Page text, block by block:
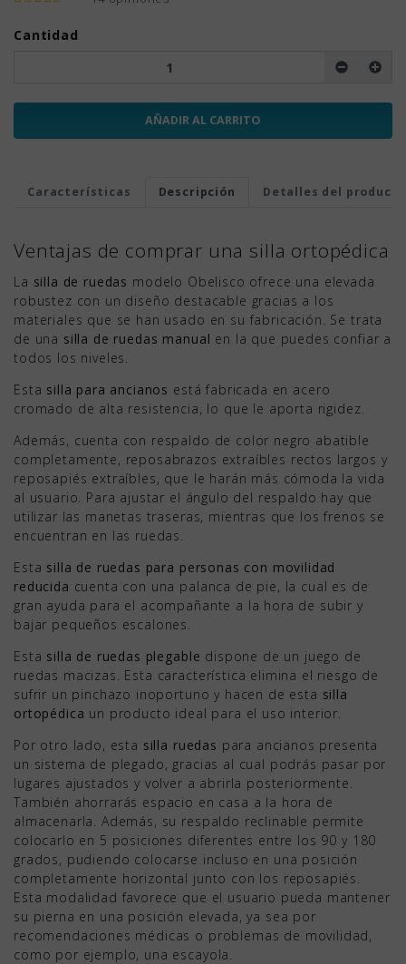
Cantidad
AÑADIR AL CARRITO
Características Descripción Detalles del producto
Ventajas de comprar una silla ortopédica
La silla de ruedas modelo Obelisco ofrece una elevada
robustez con un diseño destacable gracias a los
materiales que se han usado en su fabricación. Se trata
de una silla de ruedas manual en la que puedes confiar a
todos los niveles.
Esta silla para ancianos está fabricada en acero
cromado de alta resistencia, lo que le aporta rigidez.
Además, cuenta con respaldo de color negro abatible
completamente, reposabrazos extraíbles rectos largos y
reposapiés extraíbles, que le harán más cómoda la vida
al usuario. Para ajustar el ángulo del respaldo hay que
utilizar las manetas traseras, mientras que los frenos se
encuentran en las ruedas.
Esta silla de ruedas para personas con movilidad
reducida cuenta con una palanca de pie, la cual es de
gran ayuda para el acompañante a la hora de subir y
bajar pequeños escalones.
Esta silla de ruedas plegable dispone de un juego de
ruedas macizas. Esta característica elimina el riesgo de
sufrir un pinchazo inoportuno y hacen de esta silla
ortopédica un producto ideal para el uso interior.
Por otro lado, esta silla ruedas para ancianos presenta
un sistema de plegado, gracias al cual podrás pasar por
lugares ajustados y volver a abrirla posteriormente.
También ahorrarás espacio en casa a la hora de
almacenarla. Además, su respaldo reclinable permite
colocarlo en 5 posiciones diferentes entre los 90 y 180
grados, pudiendo colocarse incluso en una posición
completamente horizontal junto con los reposapiés.
Esta modalidad favorece que el usuario pueda mantener
su pierna en una posición elevada, ya sea por
recomendaciones médicas o problemas de movilidad,
como por ejemplo, una escayola.